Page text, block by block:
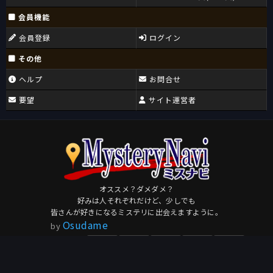
会員機能
会員登録
ログイン
その他
ヘルプ
要望
お問合せ
サイト運営者
オススメ？ダメダメ？
好みは人それぞれだけど、少しでも
皆さんが好きになるミステリに出会えますように。
by Osudame